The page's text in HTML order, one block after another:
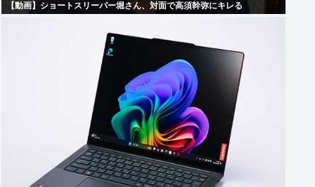
【動画】ショートスリーパー堀さん、対面で高須幹弥にキレる